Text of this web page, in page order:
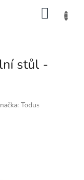
stůl -
Todus